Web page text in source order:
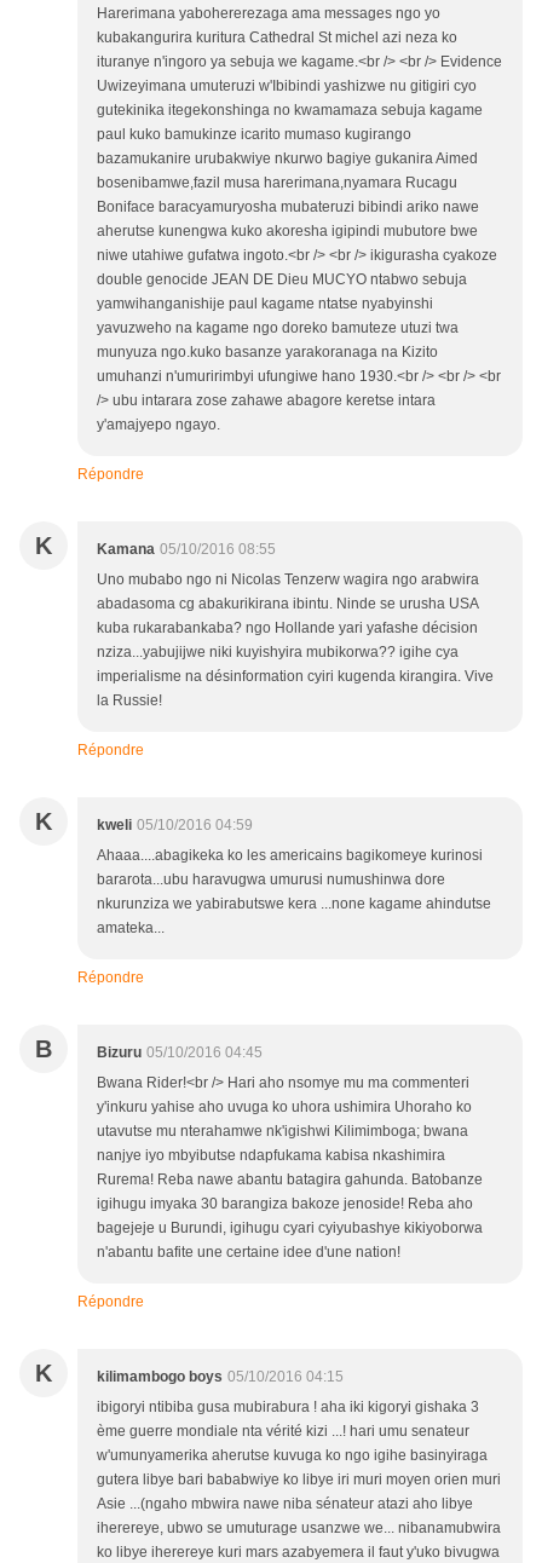
Harerimana yabohererezaga ama messages ngo yo
kubakangurira kuritura Cathedral St michel azi neza ko
ituranye n'ingoro ya sebuja we kagame.<br /> <br /> Evidence
Uwizeyimana umuteruzi w'Ibibindi yashizwe nu gitigiri cyo
gutekinika itegekonshinga no kwamamaza sebuja kagame
paul kuko bamukinze icarito mumaso kugirango
bazamukanire urubakwiye nkurwo bagiye gukanira Aimed
bosenibamwe,fazil musa harerimana,nyamara Rucagu
Boniface baracyamuryosha mubateruzi bibindi ariko nawe
aherutse kunengwa kuko akoresha igipindi mubutore bwe
niwe utahiwe gufatwa ingoto.<br /> <br /> ikigurasha cyakoze
double genocide JEAN DE Dieu MUCYO ntabwo sebuja
yamwihanganishije paul kagame ntatse nyabyinshi
yavuzweho na kagame ngo doreko bamuteze utuzi twa
munyuza ngo.kuko basanze yarakoranaga na Kizito
umuhanzi n'umuririmbyi ufungiwe hano 1930.<br /> <br /> <br
/> ubu intarara zose zahawe abagore keretse intara
y'amajyepo ngayo.
Répondre
K Kamana 05/10/2016 08:55
Uno mubabo ngo ni Nicolas Tenzerw wagira ngo arabwira
abadasoma cg abakurikirana ibintu. Ninde se urusha USA
kuba rukarabankaba? ngo Hollande yari yafashe décision
nziza...yabujijwe niki kuyishyira mubikorwa?? igihe cya
imperialisme na désinformation cyiri kugenda kirangira. Vive
la Russie!
Répondre
K kweli 05/10/2016 04:59
Ahaaa....abagikeka ko les americains bagikomeye kurinosi
bararota...ubu haravugwa umurusi numushinwa dore
nkurunziza we yabirabutswe kera ...none kagame ahindutse
amateka...
Répondre
B Bizuru 05/10/2016 04:45
Bwana Rider!<br /> Hari aho nsomye mu ma commenteri
y'inkuru yahise aho uvuga ko uhora ushimira Uhoraho ko
utavutse mu nterahamwe nk'igishwi Kilimimboga; bwana
nanjye iyo mbyibutse ndapfukama kabisa nkashimira
Rurema! Reba nawe abantu batagira gahunda. Batobanze
igihugu imyaka 30 barangiza bakoze jenoside! Reba aho
bagejeje u Burundi, igihugu cyari cyiyubashye kikiyoborwa
n'abantu bafite une certaine idee d'une nation!
Répondre
K kilimambogo boys 05/10/2016 04:15
ibigoryi ntibiba gusa mubirabura ! aha iki kigoryi gishaka 3
ème guerre mondiale nta vérité kizi ...! hari umu senateur
w'umunyamerika aherutse kuvuga ko ngo igihe basinyiraga
gutera libye bari bababwiye ko libye iri muri moyen orien muri
Asie ...(ngaho mbwira nawe niba sénateur atazi aho libye
iherereye, ubwo se umuturage usanzwe we... nibanamubwira
ko libye iherereye kuri mars azabyemera il faut y'uko bivugwa